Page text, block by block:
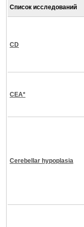
Список исследований
CD
CEA*
Cerebellar hypoplasia